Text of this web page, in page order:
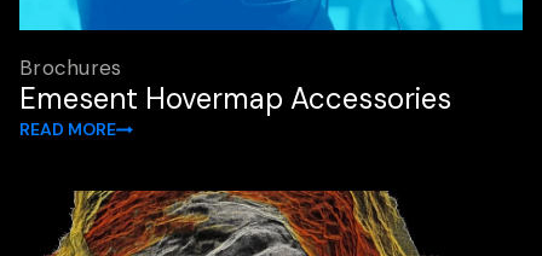
Brochures
Emesent Hovermap Accessories
READ MORE